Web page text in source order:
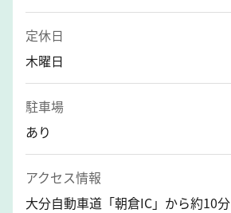
定休日
木曜日
駐車場
あり
アクセス情報
大分自動車道「朝倉IC」から約10分